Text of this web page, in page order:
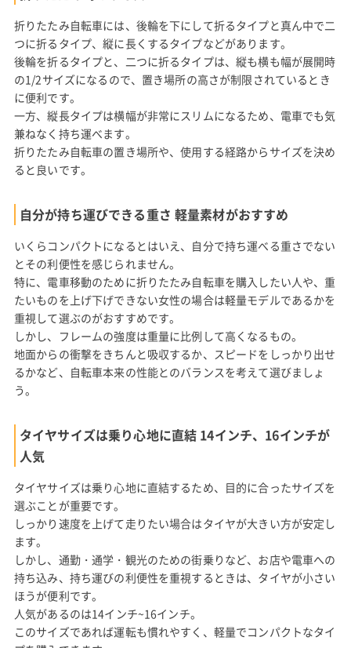
折りたたみ自転車には、後輪を下にして折るタイプと真ん中で二
つに折るタイプ、縦に長くするタイプなどがあります。
後輪を折るタイプと、二つに折るタイプは、縦も横も幅が展開時
の1/2サイズになるので、置き場所の高さが制限されているとき
に便利です。
一方、縦長タイプは横幅が非常にスリムになるため、電車でも気
兼ねなく持ち運べます。
折りたたみ自転車の置き場所や、使用する経路からサイズを決め
ると良いです。
自分が持ち運びできる重さ 軽量素材がおすすめ
いくらコンパクトになるとはいえ、自分で持ち運べる重さでない
とその利便性を感じられません。
特に、電車移動のために折りたたみ自転車を購入したい人や、重
たいものを上げ下げできない女性の場合は軽量モデルであるかを
重視して選ぶのがおすすめです。
しかし、フレームの強度は重量に比例して高くなるもの。
地面からの衝撃をきちんと吸収するか、スピードをしっかり出せ
るかなど、自転車本来の性能とのバランスを考えて選びましょ
う。
タイヤサイズは乗り心地に直結 14インチ、16インチが
人気
タイヤサイズは乗り心地に直結するため、目的に合ったサイズを
選ぶことが重要です。
しっかり速度を上げて走りたい場合はタイヤが大きい方が安定し
ます。
しかし、通勤・通学・観光のための街乗りなど、お店や電車への
持ち込み、持ち運びの利便性を重視するときは、タイヤが小さい
ほうが便利です。
人気があるのは14インチ~16インチ。
このサイズであれば運転も慣れやすく、軽量でコンパクトなタイ